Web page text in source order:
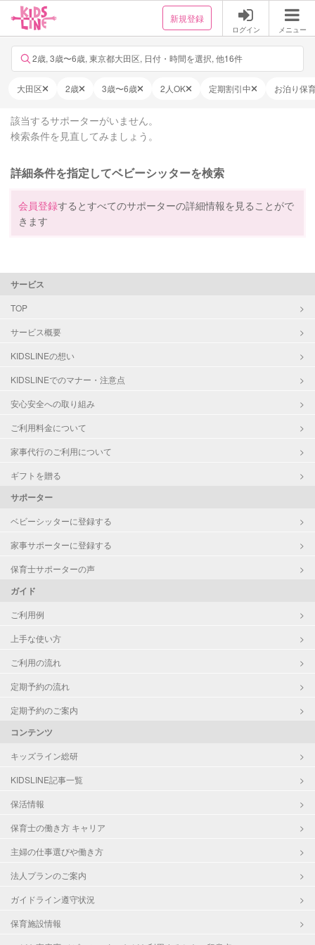
新規登録
ログイン メニュー
2歳, 3歳〜6歳, 東京都大田区, 日付・時間を選択, 他16件
大田区 2歳 3歳〜6歳 2人OK 定期割引中 お泊り保
該当するサポーターがいません。
検索条件を見直してみましょう。
詳細条件を指定してベビーシッターを検索
会員登録するとすべてのサポーターの詳細情報を見ることがで
きます
サービス
TOP
サービス概要
KIDSLINEの想い
KIDSLINEでのマナー・注意点
安心安全への取り組み
ご利用料金について
家事代行のご利用について
ギフトを贈る
サポーター
ベビーシッターに登録する
家事サポーターに登録する
保育士サポーターの声
ガイド
ご利用例
上手な使い方
ご利用の流れ
定期予約の流れ
定期予約のご案内
コンテンツ
キッズライン総研
KIDSLINE記事一覧
保活情報
保育士の働き方 キャリア
主婦の仕事選びや働き方
法人プランのご案内
ガイドライン遵守状況
保育施設情報